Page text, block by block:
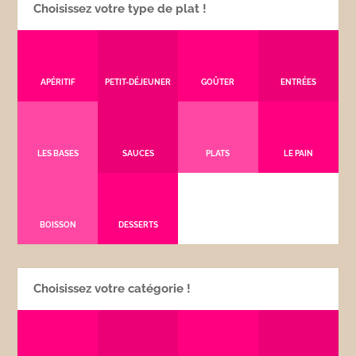
Choisissez votre type de plat !
APÉRITIF PETIT-DÉJEUNER GOÛTER ENTRÉES
LES BASES SAUCES PLATS LE PAIN
BOISSON DESSERTS
Choisissez votre catégorie !